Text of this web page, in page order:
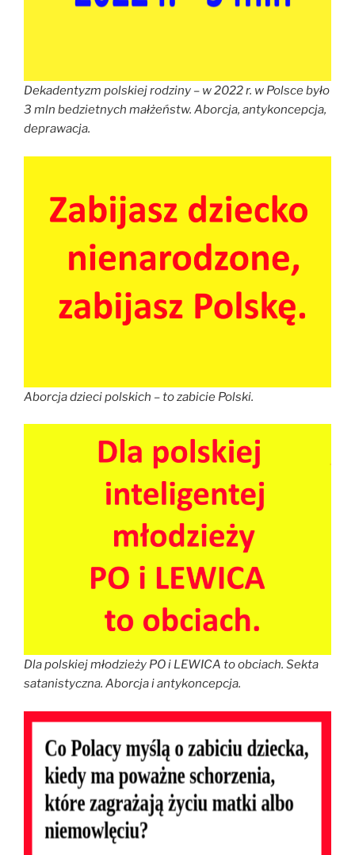
Dekadentyzm polskiej rodziny – w 2022 r. w Polsce było
3 mln bedzietnych małżeństw. Aborcja, antykoncepcja,
deprawacja.
Aborcja dzieci polskich – to zabicie Polski.
Dla polskiej młodzieży PO i LEWICA to obciach. Sekta
satanistyczna. Aborcja i antykoncepcja.